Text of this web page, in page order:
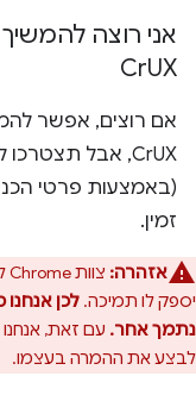
אני רוצה
CrUX
אם רוצים, אפשר
(באמצעות פרטי
זמין.
אזהרה:
יספק לו תמיכה.
נתמך אחר. עם זאת,
לבצע את ההמרה בעצמו.